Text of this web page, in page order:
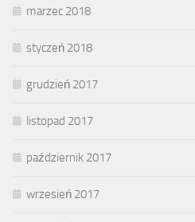
marzec 2018
styczeń 2018
grudzień 2017
listopad 2017
październik 2017
wrzesień 2017